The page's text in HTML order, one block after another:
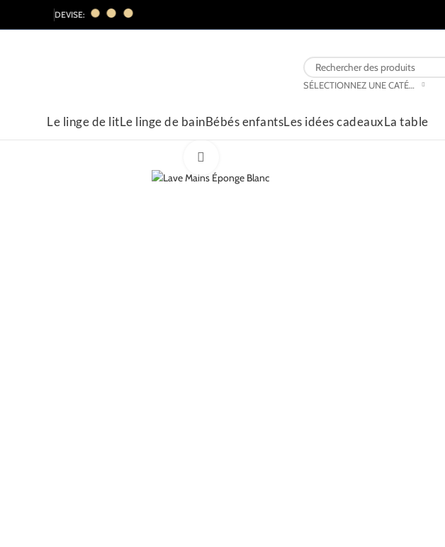
DEVISE:
SÉLECTIONNEZ UNE CATÉGORIE
Le linge de litLe linge de bainBébés enfantsLes idées cadeauxLa table